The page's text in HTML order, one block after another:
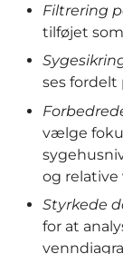
Filtrering
tilføjet
ses fordelt
vælge
og
Styrkede
for at